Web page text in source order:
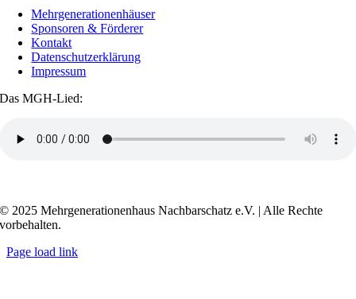
Mehrgenerationenhäuser
Sponsoren & Förderer
Kontakt
Datenschutzerklärung
Impressum
Das MGH-Lied:
© 2025 Mehrgenerationenhaus Nachbarschatz e.V. | Alle Rechte
vorbehalten.
Page load link